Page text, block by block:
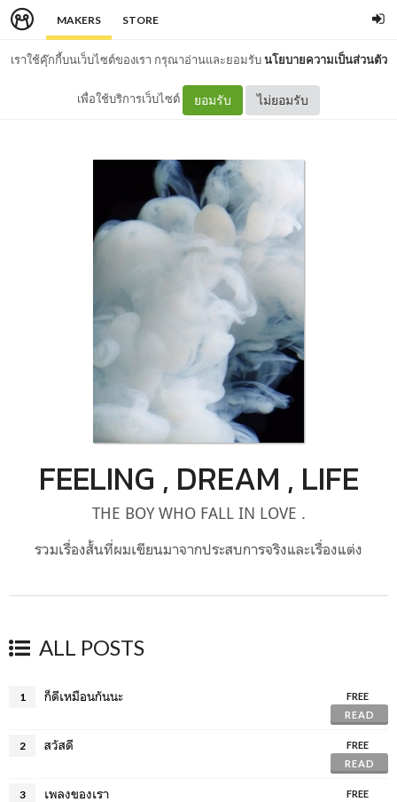
MAKERS STORE
เราใช้คุ๊กกี้บนเว็บไซต์ของเรา กรุณาอ่านและยอมรับนโยบายความเป็นส่วนตัว
เพื่อใช้บริการเว็บไซต์ ยอมรับ ไม่ยอมรับ
FEELING , DREAM , LIFE
THE BOY WHO FALL IN LOVE .
รวมเรื่องสั้นที่ผมเขียนมาจากประสบการจริงและเรื่องแต่ง
ALL POSTS
1 ก็ดีเหมือนกันนะ
FREE
READ
2 สวัสดี
FREE
READ
3 เพลงของเรา
FREE